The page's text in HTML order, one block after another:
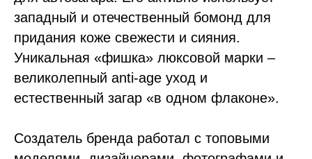
западный и отечественный бомонд для
придания коже свежести и сияния.
Уникальная «фишка» люксовой марки –
великолепный anti-age уход и
естественный загар «в одном флаконе».
Создатель бренда работал с топовыми